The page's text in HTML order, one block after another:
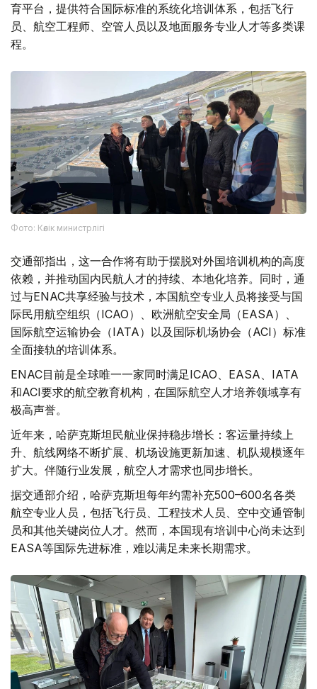
育平台，提供符合国际标准的系统化培训体系，包括飞行
员、航空工程师、空管人员以及地面服务专业人才等多类课
程。
Фото: Көлік министрлігі
交通部指出，这一合作将有助于摆脱对外国培训机构的高度
依赖，并推动国内民航人才的持续、本地化培养。同时，通
过与ENAC共享经验与技术，本国航空专业人员将接受与国
际民用航空组织（ICAO）、欧洲航空安全局（EASA）、
国际航空运输协会（IATA）以及国际机场协会（ACI）标准
全面接轨的培训体系。
ENAC目前是全球唯一一家同时满足ICAO、EASA、IATA
和ACI要求的航空教育机构，在国际航空人才培养领域享有
极高声誉。
近年来，哈萨克斯坦民航业保持稳步增长：客运量持续上
升、航线网络不断扩展、机场设施更新加速、机队规模逐年
扩大。伴随行业发展，航空人才需求也同步增长。
据交通部介绍，哈萨克斯坦每年约需补充500–600名各类
航空专业人员，包括飞行员、工程技术人员、空中交通管制
员和其他关键岗位人才。然而，本国现有培训中心尚未达到
EASA等国际先进标准，难以满足未来长期需求。